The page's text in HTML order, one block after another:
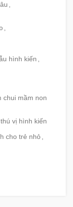
hình kiến
chui mầm non
vị hình kiến
cho trẻ nhỏ